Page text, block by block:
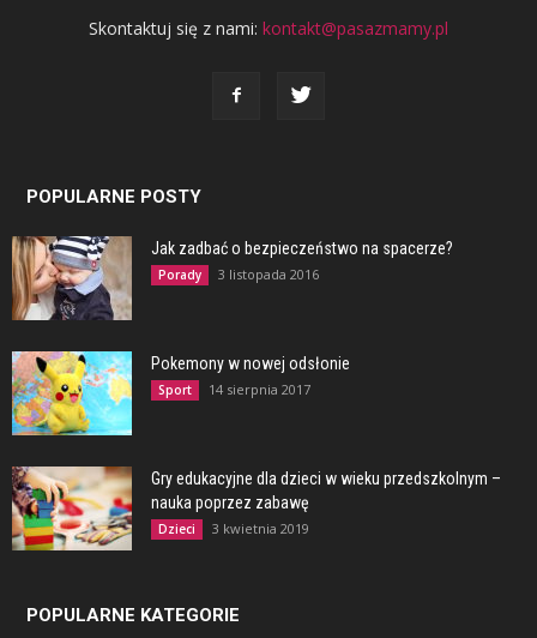
Skontaktuj się z nami: kontakt@pasazmamy.pl
POPULARNE POSTY
Jak zadbać o bezpieczeństwo na spacerze?
Porady 3 listopada 2016
Pokemony w nowej odsłonie
Sport 14 sierpnia 2017
Gry edukacyjne dla dzieci w wieku przedszkolnym –
nauka poprzez zabawę
Dzieci 3 kwietnia 2019
POPULARNE KATEGORIE